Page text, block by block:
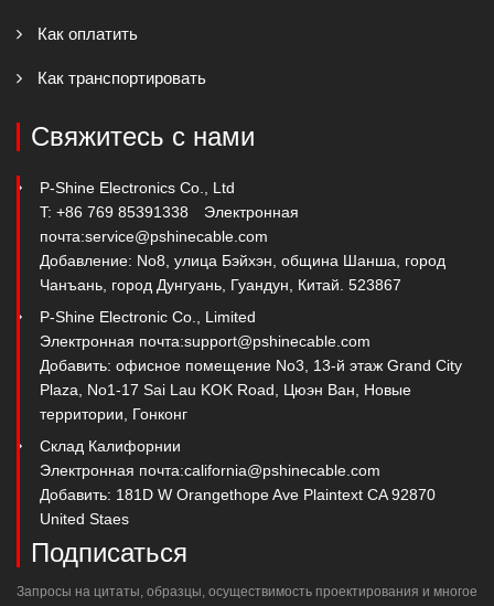
Как оплатить
Как транспортировать
Свяжитесь с нами
P-Shine Electronics Co., Ltd
T: +86 769 85391338
Электронная
почта:service@pshinecable.com
Добавление: No8, улица Бэйхэн, община Шанша, город
Чанъань, город Дунгуань, Гуандун, Китай. 523867
P-Shine Electronic Co., Limited
Электронная почта:support@pshinecable.com
Добавить: офисное помещение No3, 13-й этаж Grand City
Plaza, No1-17 Sai Lau KOK Road, Цюэн Ван, Новые
территории, Гонконг
Склад Калифорнии
Электронная почта:california@pshinecable.com
Добавить: 181D W Orangethope Ave Plaintext CA 92870
United Staes
Подписаться
Запросы на цитаты, образцы, осуществимость проектирования и многое